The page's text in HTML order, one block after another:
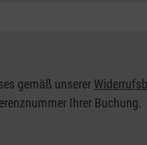
gemäß unserer
Ihrer Buchung.